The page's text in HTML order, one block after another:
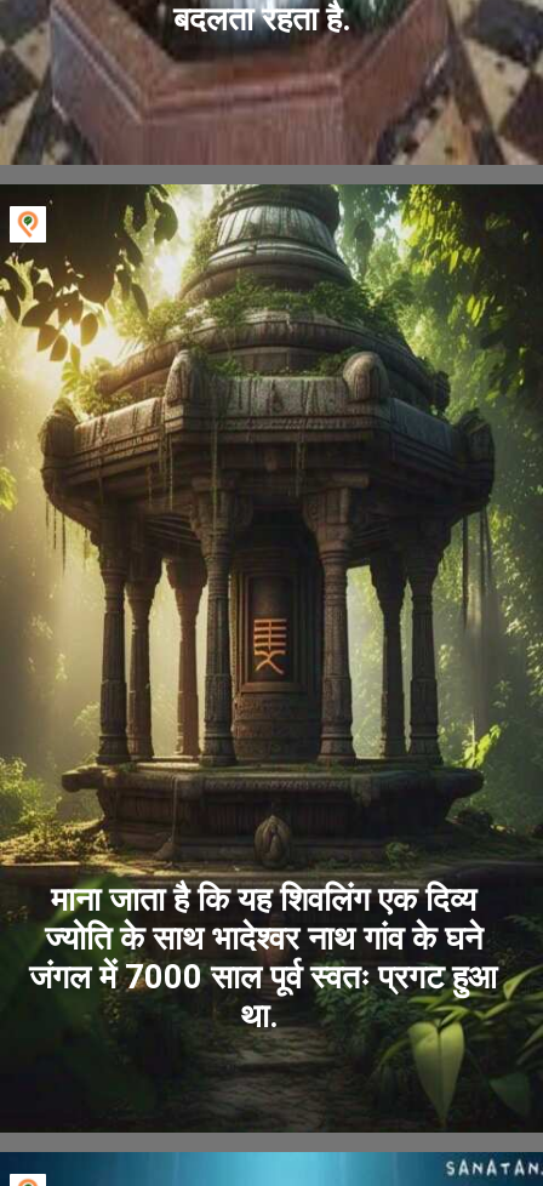
बदलता रहता है.
माना जाता है कि यह शिवलिंग एक दिव्य
ज्योति के साथ भादेश्वर नाथ गांव के घने
जंगल में 7000 साल पूर्व स्वतः प्रगट हुआ
था.